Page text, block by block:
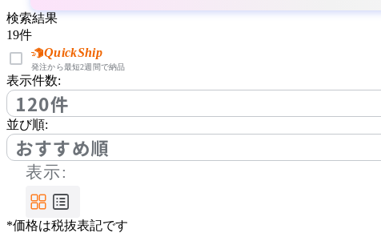
bellacontte
ベラコンテ
BoConcept
ボーコンセプト
bogaerts label
検索結果
19件
QuickShip
発注から最短2週間で納品
表示件数:
120件
並び順:
おすすめ順
表示:
*価格は税抜表記です